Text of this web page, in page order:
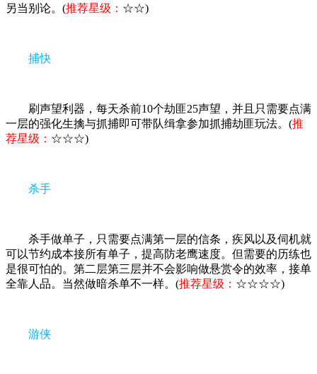
另当别论。(推荐星级： ☆☆)
捕快
刷声望利器，每天杀前10个劫匪25声望，并且只需要点满
一层的强化生擒与抓捕即可带队缉拿参加抓捕劫匪玩法。(推
荐星级： ☆☆☆)
杀手
杀手做单子，只需要点满第一层的信条，疾风以及伺机就
可以节约成本接所有单子，提高防老鹰速度。但需要的历练也
是很可怕的。第二层第三层并不会影响做悬赏令的效率，接单
全靠人品。当然做暗杀单不一样。(推荐星级： ☆☆☆☆)
游侠